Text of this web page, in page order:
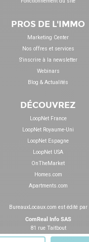
PROS DE L'IMMO
Marketing Center
Nos offres et services
S'inscrire à la newsletter
Webinars
Blog & Actualités
DÉCOUVREZ
LoopNet France
LoopNet Royaume-Uni
LoopNet Espagne
LoopNet USA
OnTheMarket
Homes.com
Apartments.com
BureauxLocaux.com est édité par
ComReal Info SAS
81 rue Taitbout
75009 Paris